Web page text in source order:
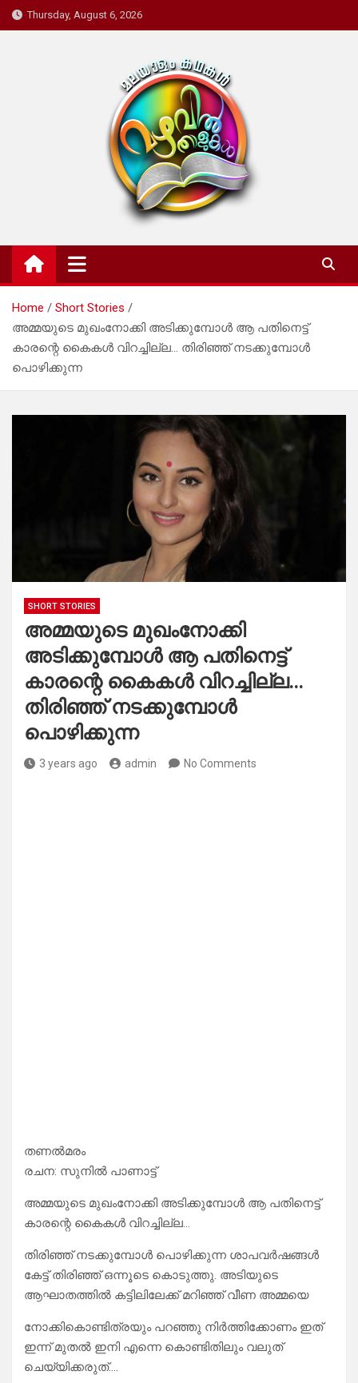
Skip
to
Thursday, August 6, 2026
Mazhavil Thalukal
Malayalam Kadhakal
Home
Short Stories
അമ്മയുടെ മുഖംനോക്കി അടിക്കുമ്പോൾ ആ പതിനെട്ട്
കാരന്റെ കൈകൾ വിറച്ചില്ല… തിരിഞ്ഞ് നടക്കുമ്പോൾ
പൊഴിക്കുന്ന
SHORT STORIES
അമ്മയുടെ മുഖംനോക്കി
അടിക്കുമ്പോൾ ആ പതിനെട്ട്
കാരന്റെ കൈകൾ വിറച്ചില്ല…
തിരിഞ്ഞ് നടക്കുമ്പോൾ
പൊഴിക്കുന്ന
3 years ago admin No Comments
തണൽമരം
രചന: സുനിൽ പാണാട്ട്
അമ്മയുടെ മുഖംനോക്കി അടിക്കുമ്പോൾ ആ പതിനെട്ട്
കാരന്റെ കൈകൾ വിറച്ചില്ല…
തിരിഞ്ഞ് നടക്കുമ്പോൾ പൊഴിക്കുന്ന ശാപവർഷങ്ങൾ
കേട്ട് തിരിഞ്ഞ് ഒന്നൂടെ കൊടുത്തു. അടിയുടെ
ആഘാതത്തിൽ കട്ടിലിലേക്ക് മറിഞ്ഞ് വീണ അമ്മയെ
നോക്കികൊണ്ടിത്രയും പറഞ്ഞു നിർത്തിക്കോണം ഇത്
ഇന്ന് മുതൽ ഇനി എന്നെ കൊണ്ടിതിലും വലുത്
ചെയ്യിക്കരുത്….